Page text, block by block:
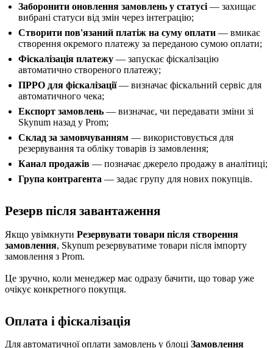
Заборонити оновлення замовлень у статусі— захищає
вибрані статуси від змін через інтеграцію;
Створити пов'язаний платіж на суму оплати— вмикає
створення окремого платежу за переданою сумою оплати;
Фіскалізація платежу— запускає фіскалізацію
автоматично створеного платежу;
ПРРО для фіскалізації— визначає фіскальний сервіс для
автоматичного чека;
Експорт замовлень— визначає, чи передавати зміни зі
Skynum назад у Prom;
Склад за замовчуванням— використовується для
резервування та обліку товарів із замовлення;
Канал продажів— позначає джерело продажу в аналітиці;
Група контрагента — задає групу для нових покупців.
Резерв після завантаження
Якщо увімкнути Резервувати товари після створення
замовлення, Skynum резервуватиме товари після імпорту
замовлення з Prom.
Це зручно, коли менеджер має одразу бачити, що товар уже
очікує конкретного покупця.
Оплата і фіскалізація
Для автоматичної оплати замовлень у блоці Замовлення